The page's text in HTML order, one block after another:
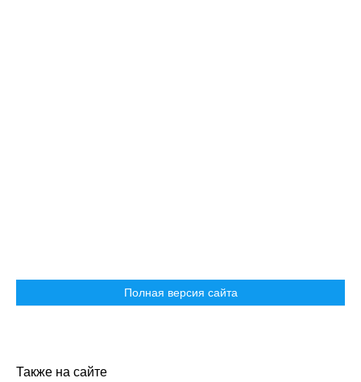
Полная версия сайта
Также на сайте